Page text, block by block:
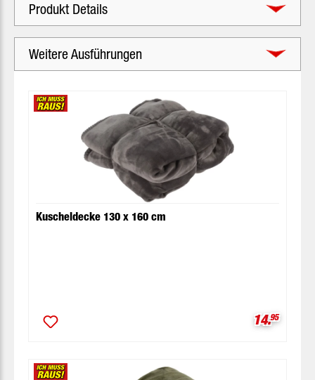
Produkt Details
Weitere Ausführungen
Kuscheldecke 130 x 160 cm
14.95